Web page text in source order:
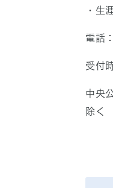
・生
電話
受付
中央
除く